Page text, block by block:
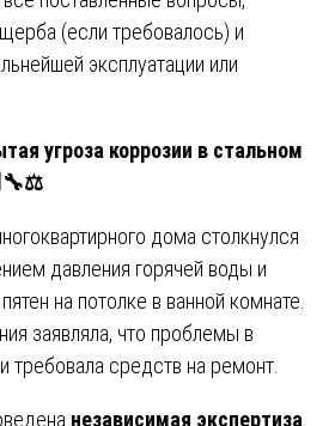
(если требовалось) и
эксплуатации или
угроза коррозии в стальном
дома столкнулся
давления горячей воды и
на потолке в ванной комнате.
заявляла, что проблемы в
средств на ремонт.
независимая экспертиза